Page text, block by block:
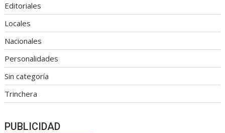
Editoriales
Locales
Nacionales
Personalidades
Sin categoría
Trinchera
PUBLICIDAD